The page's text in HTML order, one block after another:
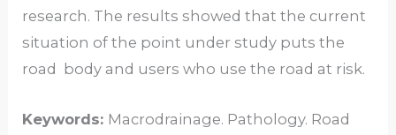
research. The results showed that the current
situation of the point under study puts the
road body and users who use the road at risk.
Keywords: Macrodrainage. Pathology. Road